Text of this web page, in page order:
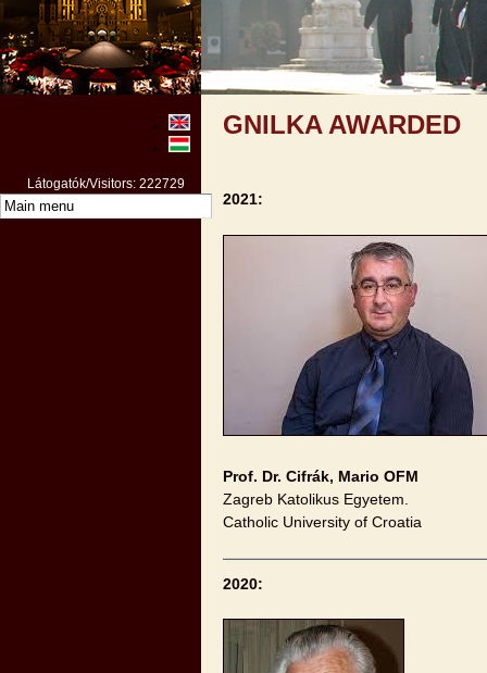
GNILKA AWARDED
2021:
Prof. Dr. Cifrák, Mario OFM
Zagreb Katolikus Egyetem.
Catholic University of Croatia
2020:
Látogatók/Visitors: 222729